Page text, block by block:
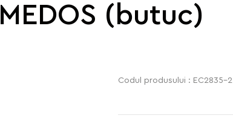
(butuc)
Codul produsului : EC2835-2